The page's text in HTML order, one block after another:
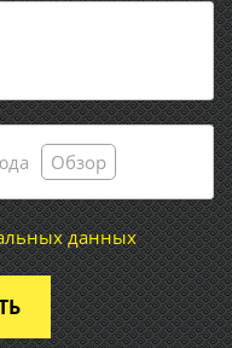
Обзор
данных